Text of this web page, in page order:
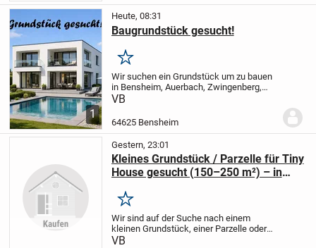
1
Heute, 08:31
Baugrundstück gesucht!
Merken
Wir suchen ein Grundstück um zu bauen
in Bensheim, Auerbach, Zwingenberg,
Alsbach-Hähnlein, Rodau, Fehlheim
zulassen, Grundstücke mit Altbestand nur
bedingt aufgrund...
VB
64625 Bensheim
Gestern, 23:01
Kleines Grundstück / Parzelle für Tiny
House gesucht (150–250 m²) – in
Lintfort
Merken
Wir sind auf der Suche nach einem
kleinen Grundstück, einer Parzelle oder
einem Restgrundstück mit einer Größe
VB